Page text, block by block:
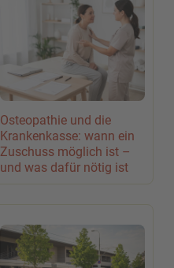
Osteopathie und die
Krankenkasse: wann ein
Zuschuss möglich ist –
und was dafür nötig ist